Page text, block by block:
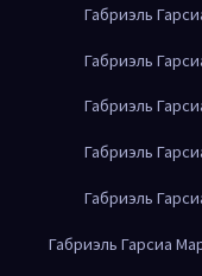
Габриэль
Габриэль
Габриэль
Габриэль
Габриэль
Габриэль Гарсиа